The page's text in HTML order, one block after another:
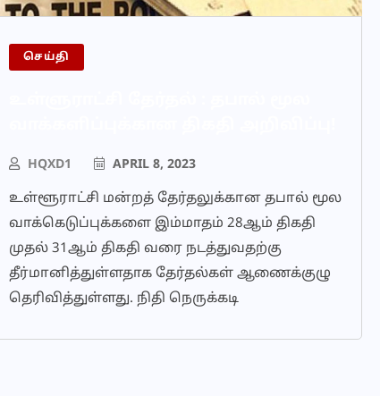
செய்தி
HQXD1 APRIL 8, 2023
உள்ளூராட்சி மன்றத் தேர்தலுக்கான தபால் மூல
வாக்கெடுப்புக்களை இம்மாதம் 28ஆம் திகதி
முதல் 31ஆம் திகதி வரை நடத்துவதற்கு
தீர்மானித்துள்ளதாக தேர்தல்கள் ஆணைக்குழு
தெரிவித்துள்ளது. நிதி நெருக்கடி